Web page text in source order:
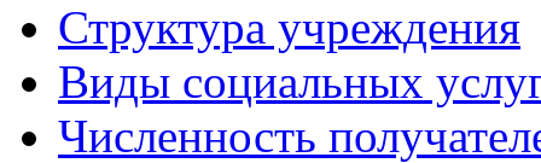
Структура учреждения
Виды социальных
Численность